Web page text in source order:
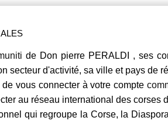
de Don pierre PERALDI , ses
secteur d'activité, sa ville et pays de
vous connecter à votre compte
au réseau international des corses
qui regroupe la Corse, la